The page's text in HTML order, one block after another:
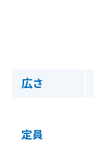
広さ
定員